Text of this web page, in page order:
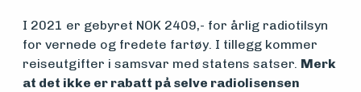
Arrangementer
I 2021 er gebyret NOK 2409,- for årlig radiotilsyn
for vernede og fredete fartøy. I tillegg kommer
reiseutgifter i samsvar med statens satser. Merk
at det ikke er rabatt på selve radiolisensen